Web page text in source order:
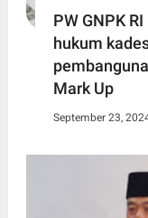
PW GNPK
hukum
Mark Up
September 23,